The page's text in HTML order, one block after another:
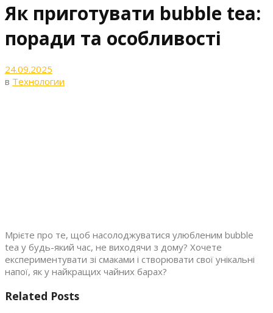
Як приготувати bubble tea:
поради та особливості
24.09.2025
в Технологии
Мрієте про те, щоб насолоджуватися улюбленим bubble
tea у будь-який час, не виходячи з дому? Хочете
експериментувати зі смаками і створювати свої унікальні
напої, як у найкращих чайних барах?
Related Posts